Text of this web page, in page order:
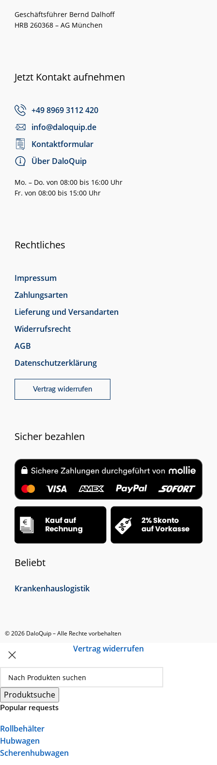
Geschäftsführer Bernd Dalhoff
HRB 260368 – AG München
Jetzt Kontakt aufnehmen
+49 8969 3112 420
info@daloquip.de
Kontaktformular
Über DaloQuip
Mo. – Do. von 08:00 bis 16:00 Uhr
Fr. von 08:00 bis 15:00 Uhr
Rechtliches
Impressum
Zahlungsarten
Lieferung und Versandarten
Widerrufsrecht
AGB
Datenschutzerklärung
Vertrag widerrufen
Sicher bezahlen
Beliebt
Krankenhauslogistik
© 2026 DaloQuip – Alle Rechte vorbehalten
Produktsuche
Popular requests
Rollbehälter
Hubwagen
Scherenhubwagen
Vertrag widerrufen